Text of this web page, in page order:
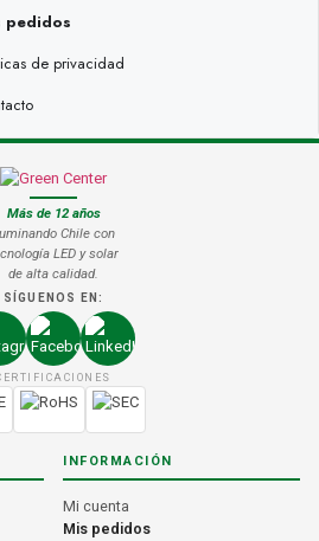
pedidos
de privacidad
Más de 12 años
Chile con
LED y solar
de alta calidad.
SÍGUENOS EN:
INFORMACIÓN
Mi cuenta
Mis pedidos